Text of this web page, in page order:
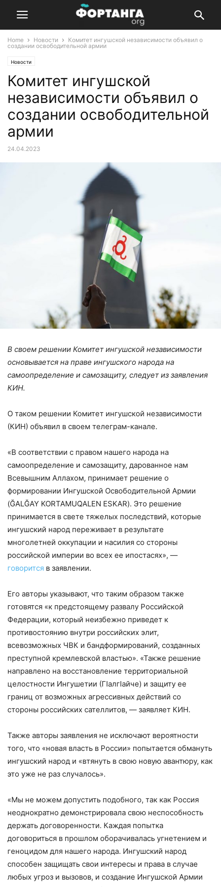
Home Новости
Комитет ингушской независимости объявил о
создании освободительной армии
Новости
Комитет ингушской
независимости объявил о
создании освободительной
армии
24.04.2023
В своем решении Комитет ингушской независимости
основывается на праве ингушского народа на
самоопределение и самозащиту, следует из заявления
КИН.
О таком решении Комитет ингушской независимости
(КИН) объявил в своем телеграм-канале.
«В соответствии с правом нашего народа на
самоопределение и самозащиту, дарованное нам
Всевышним Аллахом, принимает решение о
формировании Ингушской Освободительной Армии
(ĞALĞAY KORTAMUQ̇ALEN ESKAR). Это решение
принимается в свете тяжелых последствий, которые
ингушский народ переживает в результате
многолетней оккупации и насилия со стороны
российской империи во всех ее ипостасях», —
говорится в заявлении.
Его авторы указывают, что таким образом также
готовятся «к предстоящему развалу Российской
Федерации, который неизбежно приведет к
противостоянию внутри российских элит,
всевозможных ЧВК и бандформирований, созданных
преступной кремлевской властью». «Также решение
направлено на восстановление территориальной
целостности Ингушетии (ГIалгIайче) и защиту ее
границ от возможных агрессивных действий со
стороны российских сателлитов, — заявляет КИН.
Также авторы заявления не исключают вероятности
того, что «новая власть в России» попытается обмануть
ингушский народ и «втянуть в свою новую авантюру, как
это уже не раз случалось».
«Мы не можем допустить подобного, так как Россия
неоднократно демонстрировала свою неспособность
держать договоренности. Каждая попытка
договориться в прошлом оборачивалась угнетением и
геноцидом для нашего народа. Ингушский народ
способен защищать свои интересы и права в случае
любых угроз и вызовов, и создание Ингушской Армии